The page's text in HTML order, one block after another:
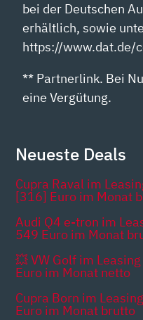
bei der Deutschen
erhältlich, sowie
https://www.dat.de/
** Partnerlink. Bei
eine Vergütung.
Neueste Deals
Cupra Raval im
[316] Euro im Monat
Audi Q4 e-tron im
549 Euro im Monat
💥 VW Golf im
Euro im Monat netto
Cupra Born im
Euro im Monat brutto